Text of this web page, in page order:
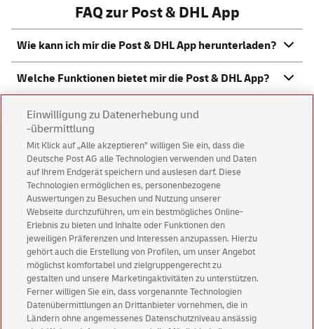
FAQ zur Post & DHLApp
Wie kann ich mir die Post & DHLApp herunterladen?
Welche Funktionen bietet mir die Post & DHLApp?
Welche Bezahlmittel stehen mir in der Post & DHL
Appzur Verfügung?
Wo kann ich auch weiterhin die Portokasse zur
Bezahlung nutzen?
Wie kann ich mir den Restbetrag einer Portokasse
auszahlen lassen?
Wie kündige ich mein Konto bei der Portokasse?
Kann ich die Portokasse auch weiterhin zur
Bezahlung in der Post & DHLAppnutzen?
Einwilligung zu Datenerhebung und
-übermittlung
Mit Klick auf „Alle akzeptieren” willigen Sie ein, dass die
Deutsche Post AG alle Technologien verwenden und Daten
auf Ihrem Endgerät speichern und auslesen darf. Diese
Technologien ermöglichen es, personenbezogene
Auswertungen zu Besuchen und Nutzung unserer
Webseite durchzuführen, um ein bestmögliches Online-
Erlebnis zu bieten und Inhalte oder Funktionen den
jeweiligen Präferenzen und Interessen anzupassen. Hierzu
gehört auch die Erstellung von Profilen, um unser Angebot
möglichst komfortabel und zielgruppengerecht zu
gestalten und unsere Marketingaktivitäten zu unterstützen.
Ferner willigen Sie ein, dass vorgenannte Technologien
Datenübermittlungen an Drittanbieter vornehmen, die in
Ländern ohne angemessenes Datenschutzniveau ansässig